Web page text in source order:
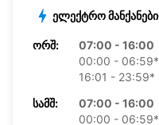
ელექტრო მანქანები
ᲝᲠᲨ:
07:00 - 16:00
00:00 - 06:59*
16:01 - 23:59*
ᲡᲐᲛᲨ:
07:00 - 16:00
00:00 - 06:59*